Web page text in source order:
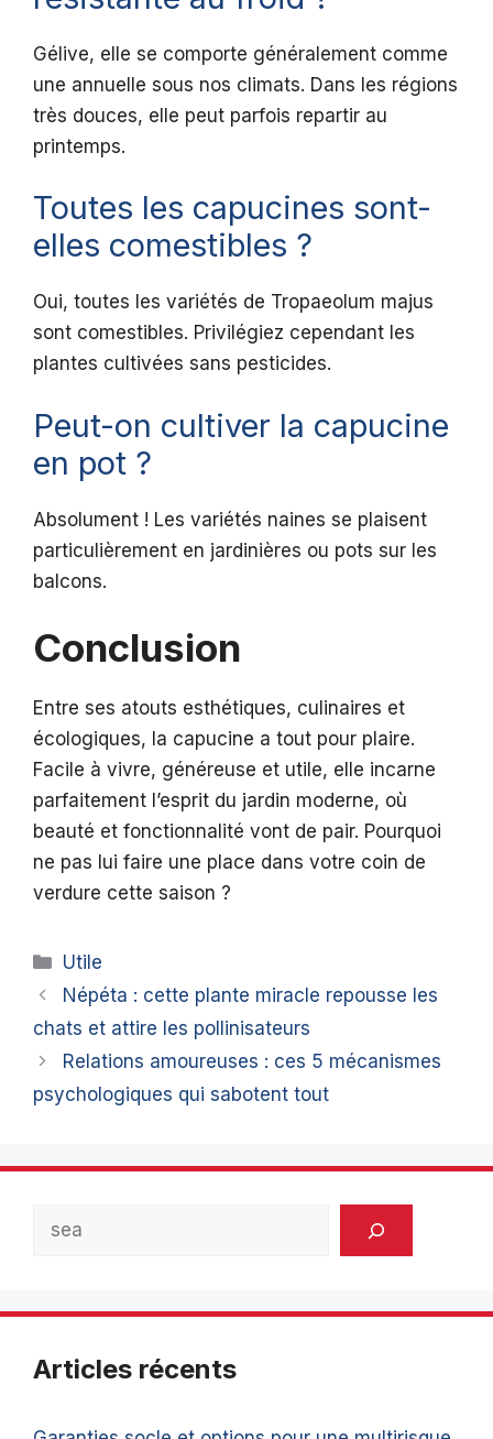
Gélive, elle se comporte généralement comme
une annuelle sous nos climats. Dans les régions
très douces, elle peut parfois repartir au
printemps.
Toutes les capucines sont-
elles comestibles ?
Oui, toutes les variétés de Tropaeolum majus
sont comestibles. Privilégiez cependant les
plantes cultivées sans pesticides.
Peut-on cultiver la capucine
en pot ?
Absolument ! Les variétés naines se plaisent
particulièrement en jardinières ou pots sur les
balcons.
Conclusion
Entre ses atouts esthétiques, culinaires et
écologiques, la capucine a tout pour plaire.
Facile à vivre, généreuse et utile, elle incarne
parfaitement l’esprit du jardin moderne, où
beauté et fonctionnalité vont de pair. Pourquoi
ne pas lui faire une place dans votre coin de
verdure cette saison ?
Catégories
Utile
Népéta : cette plante miracle repousse les
chats et attire les pollinisateurs
Relations amoureuses : ces 5 mécanismes
psychologiques qui sabotent tout
Articles récents